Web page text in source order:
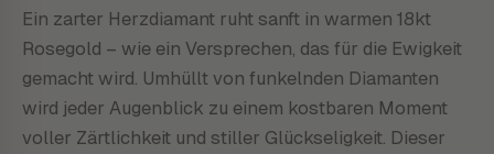
Ein zarter Herzdiamant ruht sanft in warmen 18kt
Rosegold – wie ein Versprechen, das für die Ewigkeit
gemacht wird. Umhüllt von funkelnden Diamanten
wird jeder Augenblick zu einem kostbaren Moment
voller Zärtlichkeit und stiller Glückseligkeit. Dieser